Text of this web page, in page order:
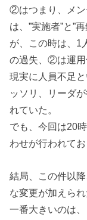
②はつまり、メン
は、”実施者”と”
が、この時は、1
の過失、②は運用
現実に人員不足
ッソリ、リーダ
れていた。
でも、今回は20
わせが行われて
結局、この件以
な変更が加えられ
一番大きいのは